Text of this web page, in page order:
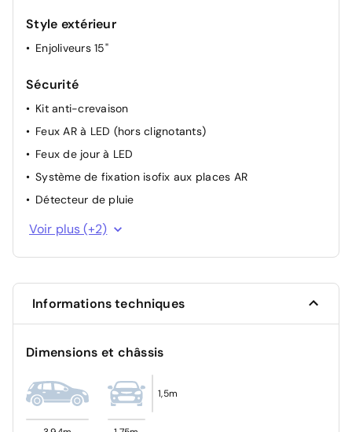
Style extérieur
Enjoliveurs 15"
Sécurité
Kit anti-crevaison
Feux AR à LED (hors clignotants)
Feux de jour à LED
Système de fixation isofix aux places AR
Détecteur de pluie
Système d'appel d'urgence automatique "E-Call"
Voir plus (+2)
Informations techniques
Dimensions et châssis
1,5m